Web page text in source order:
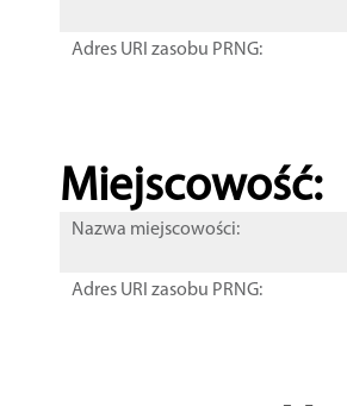
Adres URI zasobu PRNG:
Miejscowość:
Nazwa miejscowości:
Adres URI zasobu PRNG: